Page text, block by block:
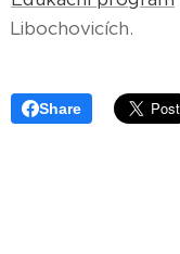
Libochovicích.
Share